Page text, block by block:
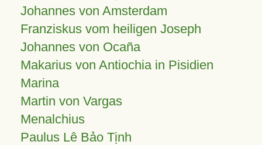
Johannes von Amsterdam
Franziskus vom heiligen Joseph
Johannes von Ocaña
Makarius von Antiochia in Pisidien
Marina
Martin von Vargas
Menalchius
Paulus Lê Bảo Tịnh